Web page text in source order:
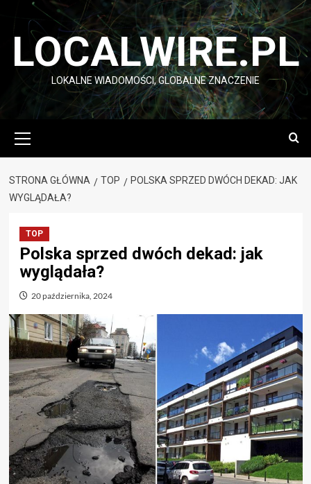
Przejdź
LOCALWIRE.PL
LOKALNE WIADOMOŚCI, GLOBALNE ZNACZENIE
główne
STRONA GŁÓWNA TOP
POLSKA SPRZED DWÓCH DEKAD: JAK
WYGLĄDAŁA?
TOP
Polska sprzed dwóch dekad: jak
wyglądała?
20 października, 2024